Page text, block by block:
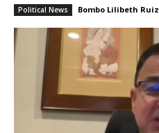
Political News Bombo Lilibeth Ruiz